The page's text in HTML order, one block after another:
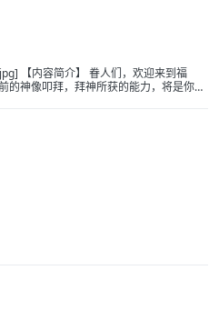
【内容简介】 眷人们，欢迎来到福
的神像叩拜，拜神所获的能力，将是你们
者：幻梦猎人，起点中文网作者，代表
分解指南》《天灾疯人院》《基因收容
s/ffe07719ebb3?pwd=aUYh 移动：